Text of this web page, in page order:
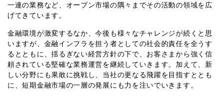
一連の業務など、オープン市場の隅々までその活動の領域を広
げてきています。
金融環境が激変するなか、今後も様々なチャレンジが続くと思
いますが、金融インフラを担う者としての社会的責任を全うす
るとともに、揺るぎない経営方針の下で、お客さまから強く信
頼されている堅確な業務運営を継続していきます。加えて、新
しい分野にも果敢に挑戦し、当社の更なる飛躍を目指すととも
に、短期金融市場の一層の発展にも力を注いでいきます。